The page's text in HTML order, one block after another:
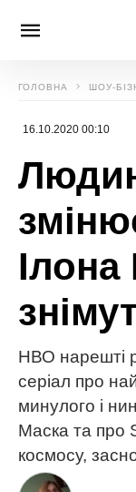
ГОЛОВНА ШОУ-
16.10.2020 00:10
НВО нарешті
серіал про
минулого і
Маска та про
космосу,